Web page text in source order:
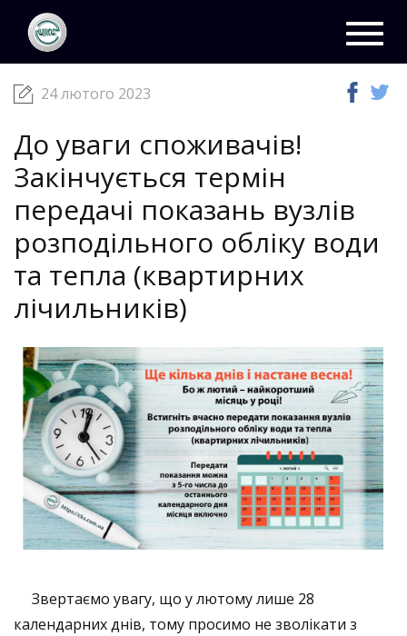
ЦКС
24 лютого 2023
До уваги споживачів!
Закінчується термін
передачі показань вузлів
розподільного обліку води
та тепла (квартирних
лічильників)
Звертаємо увагу, що у лютому лише 28
календарних днів, тому просимо не зволікати з